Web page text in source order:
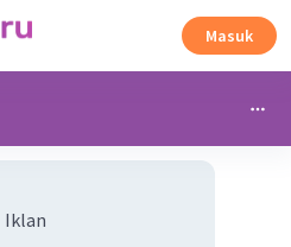
Masuk
Iklan